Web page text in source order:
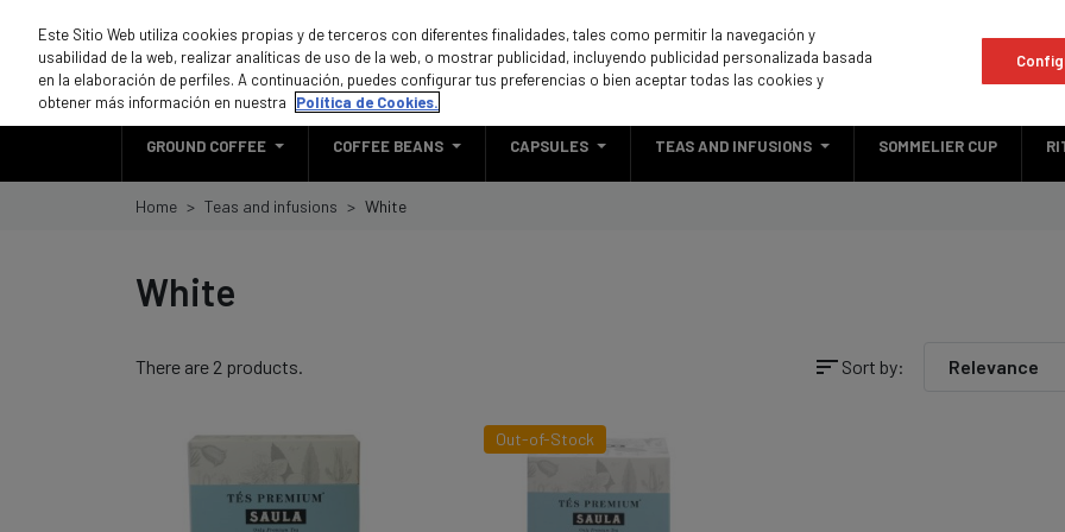
GROUND COFFEE COFFEE BEANS CAPSULES TEAS AND INFUSIONS SOMMELIER CUP
Home Teas and infusions White
White
There are 2 products. sort Sort by: Relevance
Out-of-Stock
Este Sitio Web utiliza cookies propias y de terceros con diferentes finalidades, tales como permitir la navegación y
usabilidad de la web, realizar analíticas de uso de la web, o mostrar publicidad, incluyendo publicidad personalizada basada
en la elaboración de perfiles. A continuación, puedes configurar tus preferencias o bien aceptar todas las cookies y
obtener más información en nuestra
Política de Cookies.